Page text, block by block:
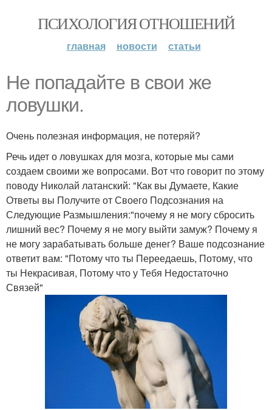
ПСИХОЛОГИЯ ОТНОШЕНИЙ
главная новости статьи
Не попадайте в свои же
ловушки.
Очень полезная информация, не потеряй?
Речь идет о ловушках для мозга, которые мы сами
создаем своими же вопросами. Вот что говорит по этому
поводу Николай латанский: "Как вы Думаете, Какие
Ответы вы Получите от Своего Подсознания на
Следующие Размышления:"почему я не могу сбросить
лишний вес? Почему я не могу выйти замуж? Почему я
не могу зарабатывать больше денег? Ваше подсознание
ответит вам: "Потому что ты Переедаешь, Потому, что
ты Некрасивая, Потому что у Тебя Недостаточно
Связей"